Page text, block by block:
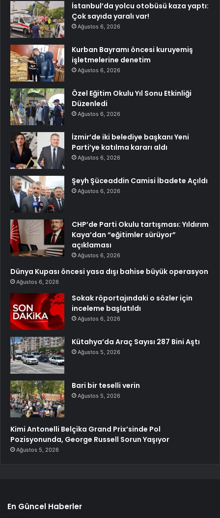
İstanbul’da yolcu otobüsü kaza yaptı:
Çok sayıda yaralı var!
Ağustos 6, 2026
Kurban Bayramı öncesi kuruyemiş
işletmelerine denetim
Ağustos 6, 2026
Özel Eğitim Okulu Yıl Sonu Etkinliği
Düzenledi
Ağustos 6, 2026
İzmir’de iki belediye başkanı Yeni
Parti’ye katılma kararı aldı
Ağustos 6, 2026
Şeyh Şüceaddin Camisi İbadete Açıldı
Ağustos 6, 2026
CHP’de Parti Okulu tartışması: Yıldırım
Kaya’dan “eğitimler sürüyor”
açıklaması
Ağustos 6, 2026
Dünya Kupası öncesi yasa dışı bahise büyük operasyon
Ağustos 6, 2026
Sokak röportajındaki o sözler için
inceleme başlatıldı
Ağustos 6, 2026
Kütahya’da Araç Sayısı 287 Bini Aştı
Ağustos 5, 2026
Bari bir teselli verin
Ağustos 5, 2026
Kimi Antonelli Belçika Grand Prix’sinde Pol
Pozisyonunda, George Russell Sorun Yaşıyor
Ağustos 5, 2026
En Güncel Haberler